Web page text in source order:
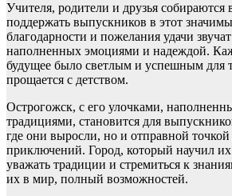
Учителя, родители и друзья собираются
поддержать выпускников в этот
благодарности и пожелания удачи
наполненных эмоциями и надеждой.
будущее было светлым и успешным для
прощается с детством.
Острогожск, с его улочками,
традициями, становится для
где они выросли, но и отправной
приключений. Город, который научил
уважать традиции и стремиться к
их в мир, полный возможностей.